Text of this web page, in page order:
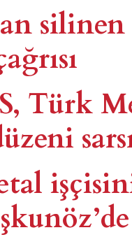
Türk